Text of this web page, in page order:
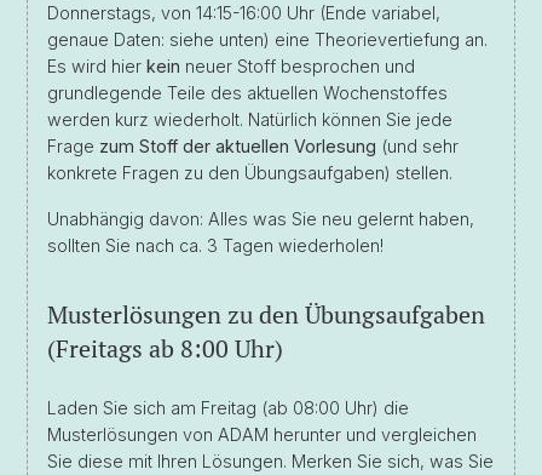
Donnerstags, von 14:15-16:00 Uhr (Ende variabel,
genaue Daten: siehe unten) eine Theorievertiefung an.
Es wird hier kein neuer Stoff besprochen und
grundlegende Teile des aktuellen Wochenstoffes
werden kurz wiederholt. Natürlich können Sie jede
Frage zum Stoff der aktuellen Vorlesung (und sehr
konkrete Fragen zu den Übungsaufgaben) stellen.
Unabhängig davon: Alles was Sie neu gelernt haben,
sollten Sie nach ca. 3 Tagen wiederholen!
Musterlösungen zu den Übungsaufgaben
(Freitags ab 8:00 Uhr)
Laden Sie sich am Freitag (ab 08:00 Uhr) die
Musterlösungen von ADAM herunter und vergleichen
Sie diese mit Ihren Lösungen. Merken Sie sich, was Sie